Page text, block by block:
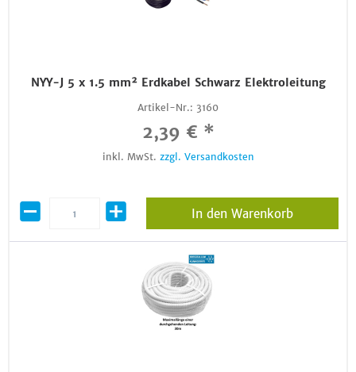
NYY-J 5 x 1.5 mm² Erdkabel Schwarz Elektroleitung
Artikel-Nr.: 3160
2,39 € *
inkl. MwSt. zzgl. Versandkosten
In den Warenkorb